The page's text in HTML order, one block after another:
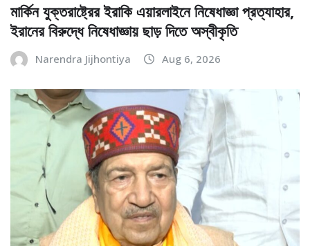
মার্কিন যুক্তরাষ্ট্রের ইরাকি এয়ারলাইনে নিষেধাজ্ঞা প্রত্যাহার,
ইরানের বিরুদ্ধে নিষেধাজ্ঞায় ছাড় দিতে অস্বীকৃতি
Narendra Jijhontiya Aug 6, 2026